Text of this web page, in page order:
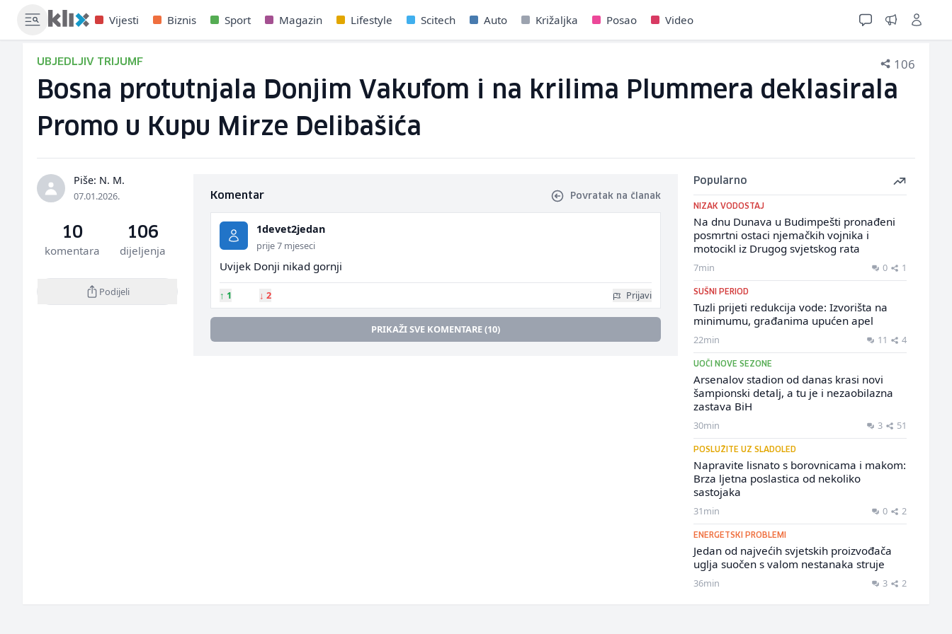
Vijesti Biznis Sport Magazin Lifestyle Scitech Auto Križaljka Posao Video
UBJEDLJIV TRIJUMF 106
Bosna protutnjala Donjim Vakufom i na krilima Plummera deklasirala
Promo u Kupu Mirze Delibašića
Piše: N. M.
07.01.2026.
10
komentara
106
dijeljenja
Podijeli
Komentar Povratak na članak
1devet2jedan
prije 7 mjeseci
Uvijek Donji nikad gornji
↑ 1 ↓ 2 Prijavi
PRIKAŽI SVE KOMENTARE (10)
Popularno
NIZAK VODOSTAJ
Na dnu Dunava u Budimpešti pronađeni
posmrtni ostaci njemačkih vojnika i
motocikl iz Drugog svjetskog rata
7min 0 1
SUŠNI PERIOD
Tuzli prijeti redukcija vode: Izvorišta na
minimumu, građanima upućen apel
22min 11 4
UOČI NOVE SEZONE
Arsenalov stadion od danas krasi novi
šampionski detalj, a tu je i nezaobilazna
zastava BiH
30min 3 51
POSLUŽITE UZ SLADOLED
Napravite lisnato s borovnicama i makom:
Brza ljetna poslastica od nekoliko
sastojaka
31min 0 2
ENERGETSKI PROBLEMI
Jedan od najvećih svjetskih proizvođača
uglja suočen s valom nestanaka struje
36min 3 2